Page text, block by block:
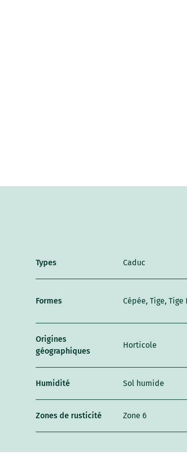
Types Caduc
Formes Cépée, Tige, Tige
Origines
géographiques
Horticole
Humidité Sol humide
Zones de rusticité Zone 6